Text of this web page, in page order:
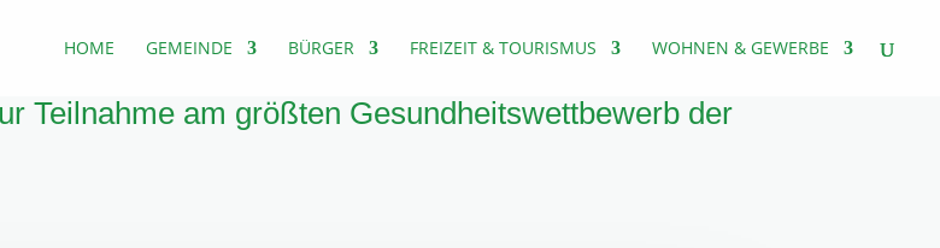
HOME GEMEINDE BÜRGER FREIZEIT & TOURISMUS WOHNEN & GEWERBE
Teilnahme am größten Gesundheitswettbewerb der